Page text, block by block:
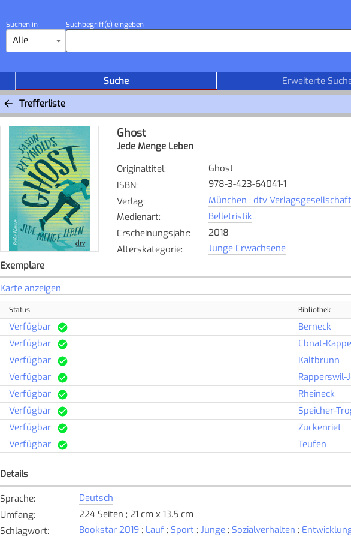
Suchen in
Alle
Suchbegriff(e) eingeben
Suche Erweiterte
Trefferliste
Ghost
Jede Menge Leben
Originaltitel:
Ghost
ISBN:
978-3-423-64041-1
Verlag:
München : dtv Verlagsgesellschaft
Medienart:
Belletristik
Erscheinungsjahr:
2018
Alterskategorie: Junge Erwachsene
Exemplare
Karte anzeigen
Status Bibliothek
Verfügbar
Berneck
Verfügbar
Ebnat-
Verfügbar
Kaltbrunn
Verfügbar
Rapperswil-
Verfügbar
Rheineck
Verfügbar
Speicher-
Verfügbar
Zuckenriet
Verfügbar
Teufen
Details
Sprache:
Deutsch
Umfang:
224 Seiten ; 21 cm x 13.5 cm
Schlagwort: Bookstar 2019; Lauf; Sport ; Junge; Sozialverhalten ;